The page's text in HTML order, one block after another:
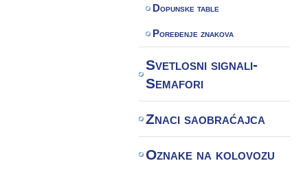
Dopunske table
Poređenje znakova
Svetlosni signali-
Semafori
Znaci saobraćajca
Oznake na kolovozu